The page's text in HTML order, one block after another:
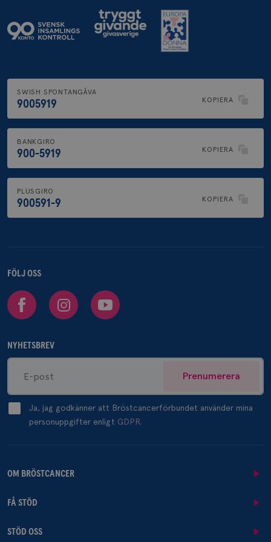
SWISH SPONTANGÅVA
9005919 KOPIERA
BANKGIRO
900-5919 KOPIERA
PLUSGIRO
900591-9 KOPIERA
FÖLJ OSS
Facebook InstagramYoutube
NYHETSBREV
Prenumerera
Ja, jag godkänner att Bröstcancerförbundet använder mina
personuppgifter enligt GDPR.
OM BRÖSTCANCER
FÅ STÖD
STÖD OSS